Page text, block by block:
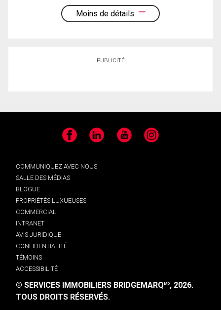
Moins de détails
PUBLICITÉ
Facebook LinkedIn YouTube Instagram
COMMUNIQUEZ AVEC NOUS
SALLE DES MÉDIAS
BLOGUE
PROPRIÉTÉS LUXUEUSES
COMMERCIAL
INTRANET
AVIS JURIDIQUE
CONFIDENTIALITÉ
TÉMOINS
ACCESSIBILITÉ
© SERVICES IMMOBILIERS BRIDGEMARQMD, 2026.
TOUS DROITS RÉSERVÉS.